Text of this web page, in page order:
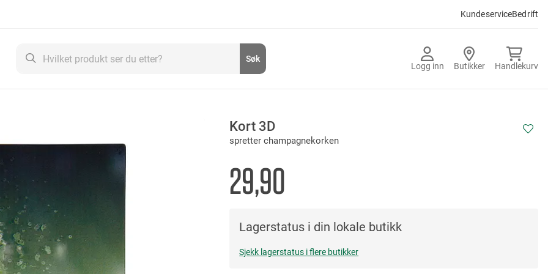
KundeserviceBedrift
Logg inn Butikker Handlekurv
Søk
Kort 3D
spretter champagnekorken
29,90
Lagerstatus i din lokale butikk
Sjekk lagerstatus i flere butikker